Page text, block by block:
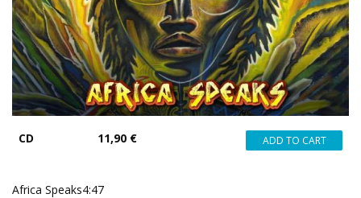
CD 11,90 €
Africa Speaks4:47